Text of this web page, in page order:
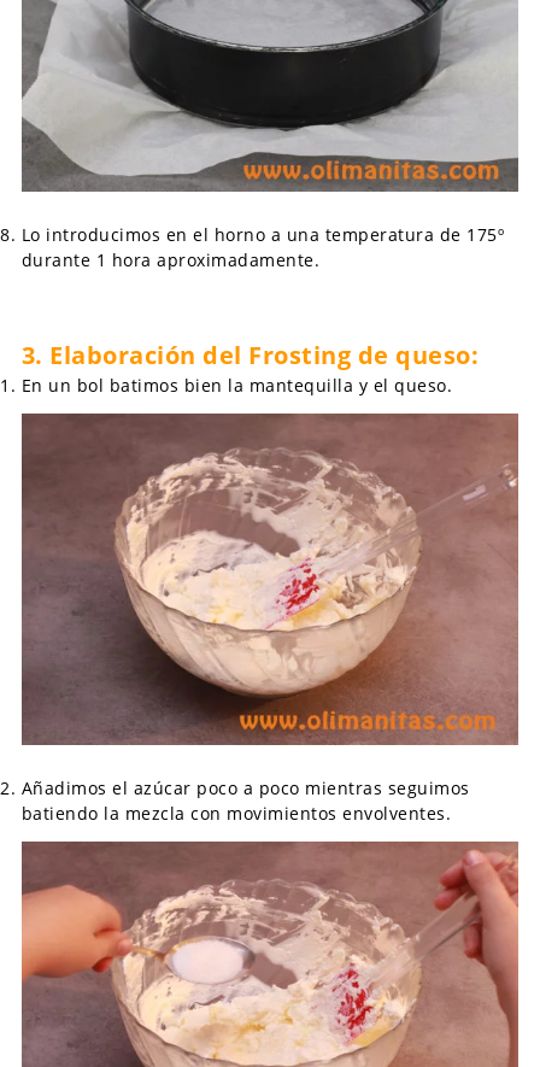
Lo introducimos en el horno a una temperatura de 175º
durante 1 hora aproximadamente.
3. Elaboración del Frosting de queso:
En un bol batimos bien la mantequilla y el queso.
Añadimos el azúcar poco a poco mientras seguimos
batiendo la mezcla con movimientos envolventes.